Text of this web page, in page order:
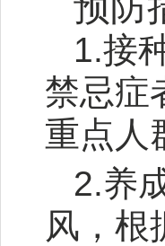
1.接
禁忌症
重点人
2.养
风，根